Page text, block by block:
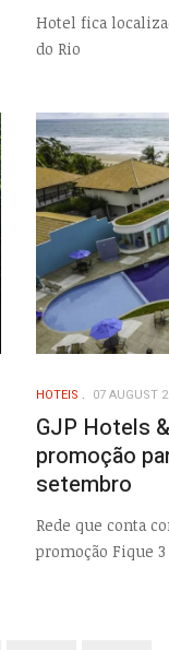
Hotel fica
do Rio
HOTEIS 07 AUGUST
GJP Hotels
promoção
setembro
Rede que conta
promoção Fique 3